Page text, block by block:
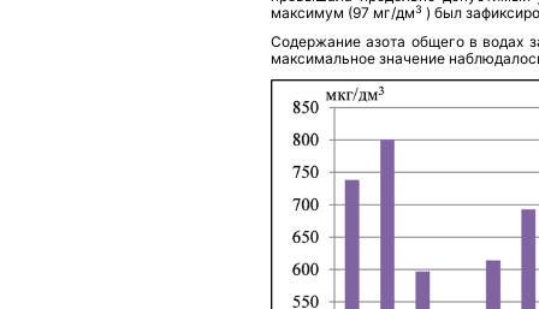
максимум (97 мг/дм3 ) был
Содержание азота общего в водах
максимальное значение